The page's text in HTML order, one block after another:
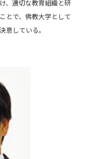
、適切な教育組織と研
とで、佛教大学として
意している。